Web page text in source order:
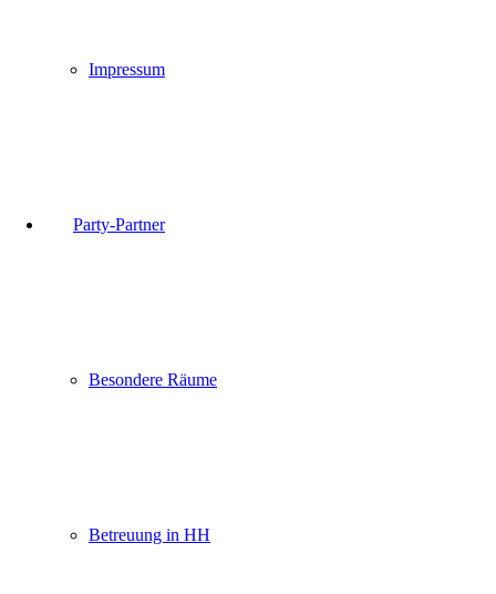
Impressum
Party-Partner
Besondere Räume
Betreuung in HH